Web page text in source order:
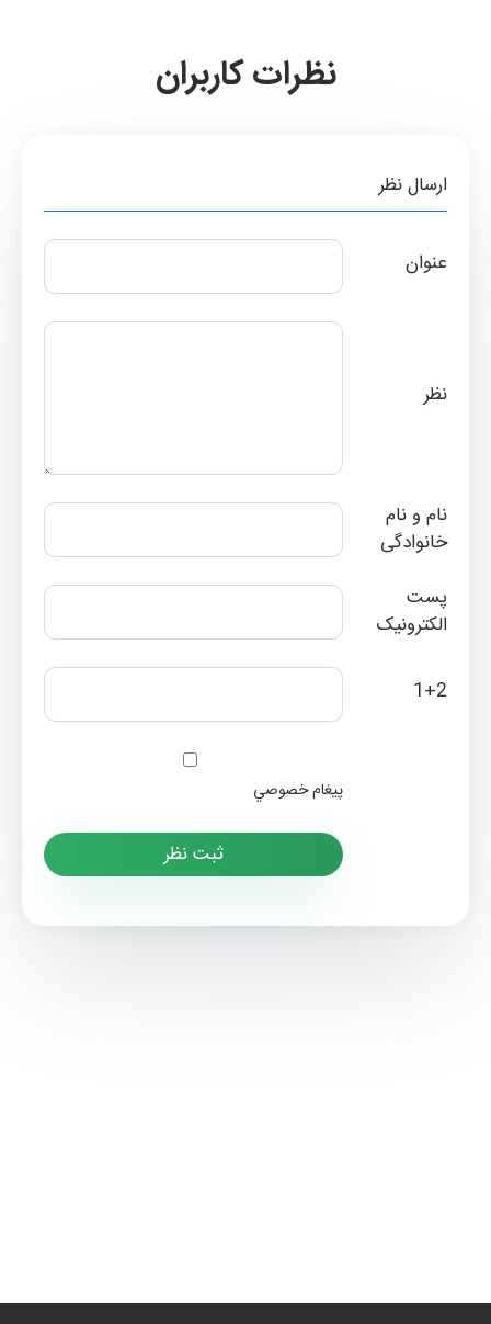
نظرات کاربران
ارسال نظر
عنوان
نظر
نام و نام
خانوادگی
پست
الکترونیک
1+2
پيغام خصوصي